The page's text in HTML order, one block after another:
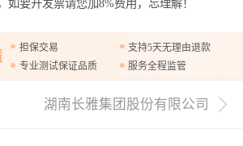
如要开发票请您加8%费用，忘理解！
担保交易
支持5天无理由退款
专业测试保证品质
服务全程监管
湖南长雅集团股份有限公司